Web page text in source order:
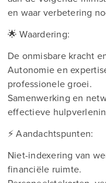
en waar verbetering
🌟 Waardering:
De onmisbare kracht
Autonomie en
professionele groei.
Samenwerking en
effectieve
⚡ Aandachtspunten:
Niet-indexering van
financiële ruimte.